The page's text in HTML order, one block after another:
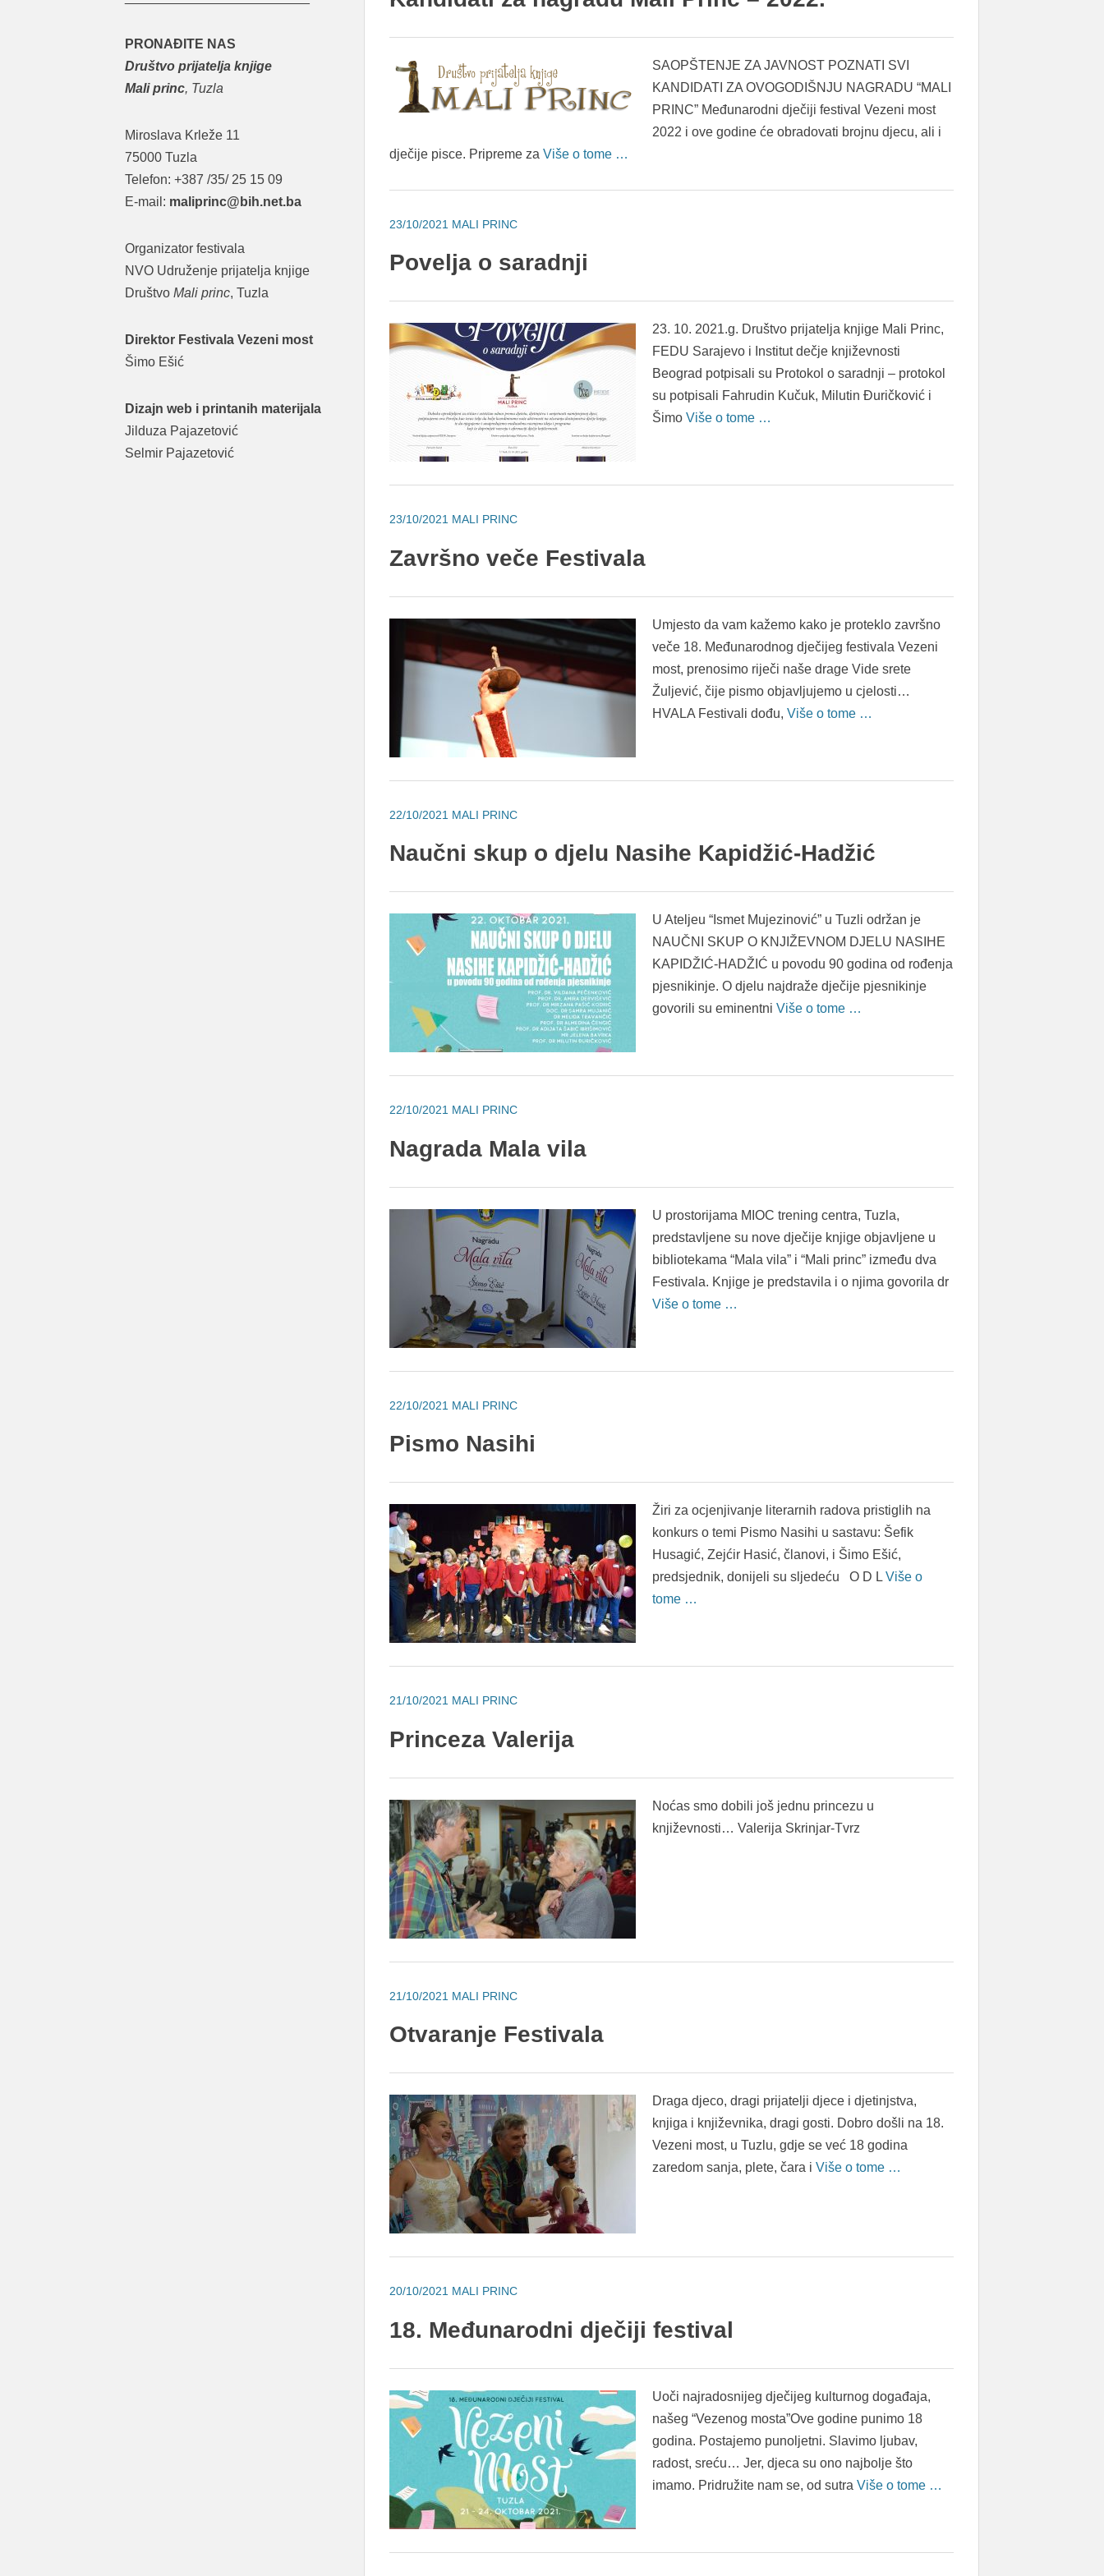
SAOPŠTENJE ZA JAVNOST POZNATI SVI
KANDIDATI ZA OVOGODIŠNJU NAGRADU “MALI
PRINC” Međunarodni dječiji festival Vezeni most
2022 i ove godine će obradovati brojnu djecu, ali i
dječije pisce. Pripreme zaViše o tome …
23/10/2021 MALI PRINC
Povelja o saradnji
23. 10. 2021.g. Društvo prijatelja knjige Mali Princ,
FEDU Sarajevo i Institut dečje književnosti
Beograd potpisali su Protokol o saradnji – protokol
su potpisali Fahrudin Kučuk, Milutin Đuričković i
ŠimoViše o tome …
23/10/2021 MALI PRINC
Završno veče Festivala
Umjesto da vam kažemo kako je proteklo završno
veče 18. Međunarodnog dječijeg festivala Vezeni
most, prenosimo riječi naše drage Vide srete
Žuljević, čije pismo objavljujemo u cjelosti…
HVALA Festivali dođu,Više o tome …
22/10/2021 MALI PRINC
Naučni skup o djelu Nasihe Kapidžić-Hadžić
U Ateljeu “Ismet Mujezinović” u Tuzli održan je
NAUČNI SKUP O KNJIŽEVNOM DJELU NASIHE
KAPIDŽIĆ-HADŽIĆ u povodu 90 godina od rođenja
pjesnikinje. O djelu najdraže dječije pjesnikinje
govorili su eminentniViše o tome …
22/10/2021 MALI PRINC
Nagrada Mala vila
U prostorijama MIOC trening centra, Tuzla,
predstavljene su nove dječije knjige objavljene u
bibliotekama “Mala vila” i “Mali princ” između dva
Festivala. Knjige je predstavila i o njima govorila dr
Više o tome …
22/10/2021 MALI PRINC
Pismo Nasihi
Žiri za ocjenjivanje literarnih radova pristiglih na
konkurs o temi Pismo Nasihi u sastavu: Šefik
Husagić, Zejćir Hasić, članovi, i Šimo Ešić,
predsjednik, donijeli su sljedeću O D LViše o
tome …
21/10/2021 MALI PRINC
Princeza Valerija
Noćas smo dobili još jednu princezu u
književnosti… Valerija Skrinjar-Tvrz
21/10/2021 MALI PRINC
Otvaranje Festivala
Draga djeco, dragi prijatelji djece i djetinjstva,
knjiga i književnika, dragi gosti. Dobro došli na 18.
Vezeni most, u Tuzlu, gdje se već 18 godina
zaredom sanja, plete, čara iViše o tome …
20/10/2021 MALI PRINC
18. Međunarodni dječiji festival
Uoči najradosnijeg dječijeg kulturnog događaja,
našeg “Vezenog mosta”Ove godine punimo 18
godina. Postajemo punoljetni. Slavimo ljubav,
radost, sreću… Jer, djeca su ono najbolje što
imamo. Pridružite nam se, od sutraViše o tome …
PRONAĐITE NAS
Društvo prijatelja knjige
Mali princ, Tuzla
Miroslava Krleže 11
75000 Tuzla
Telefon: +387 /35/ 25 15 09
E-mail: maliprinc@bih.net.ba
Organizator festivala
NVO Udruženje prijatelja knjige
Društvo Mali princ, Tuzla
Direktor Festivala Vezeni most
Šimo Ešić
Dizajn web i printanih materijala
Jilduza Pajazetović
Selmir Pajazetović